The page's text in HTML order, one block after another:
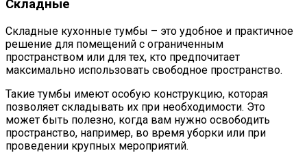
Складные
Складные кухонные тумбы – это удобное и практичное
решение для помещений с ограниченным
пространством или для тех, кто предпочитает
максимально использовать свободное пространство.
Такие тумбы имеют особую конструкцию, которая
позволяет складывать их при необходимости. Это
может быть полезно, когда вам нужно освободить
пространство, например, во время уборки или при
проведении крупных мероприятий.